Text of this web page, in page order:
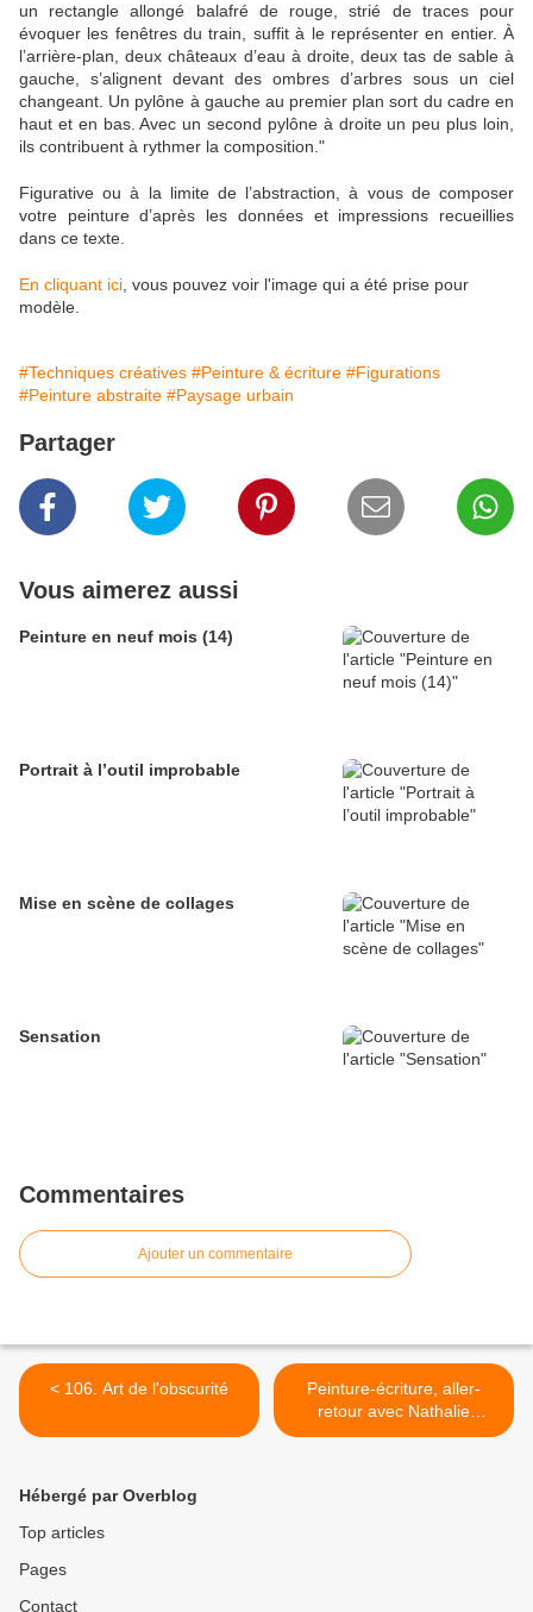
un rectangle allongé balafré de rouge, strié de traces pour
évoquer les fenêtres du train, suffit à le représenter en entier. À
l’arrière-plan, deux châteaux d’eau à droite, deux tas de sable à
gauche, s’alignent devant des ombres d’arbres sous un ciel
changeant. Un pylône à gauche au premier plan sort du cadre en
haut et en bas. Avec un second pylône à droite un peu plus loin,
ils contribuent à rythmer la composition."
Figurative ou à la limite de l’abstraction, à vous de composer
votre peinture d’après les données et impressions recueillies
dans ce texte.
En cliquant ici , vous pouvez voir l'image qui a été prise pour
modèle.
#Techniques créatives #Peinture & écriture #Figurations
#Peinture abstraite #Paysage urbain
Partager
Vous aimerez aussi
Peinture en neuf mois (14)
Portrait à l’outil improbable
Mise en scène de collages
Sensation
Commentaires
Ajouter un commentaire
< 106. Art de l'obscurité
Peinture-écriture, aller-
retour avec Nathalie
Grange >
Hébergé par Overblog
Top articles
Pages
Contact